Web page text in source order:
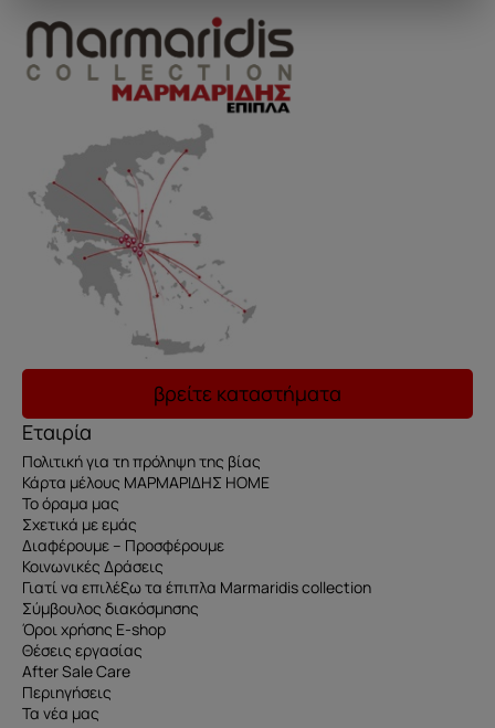
βρείτε καταστήματα
Εταιρία
Πολιτική για τη πρόληψη της βίας
Κάρτα μέλους ΜΑΡΜΑΡΙΔΗΣ HOME
Το όραμα μας
Σχετικά με εμάς
Διαφέρουμε – Προσφέρουμε
Κοινωνικές Δράσεις
Γιατί να επιλέξω τα έπιπλα Marmaridis collection
Σύμβουλος διακόσμησης
Όροι χρήσης E-shop
Θέσεις εργασίας
After Sale Care
Περιηγήσεις
Τα νέα μας